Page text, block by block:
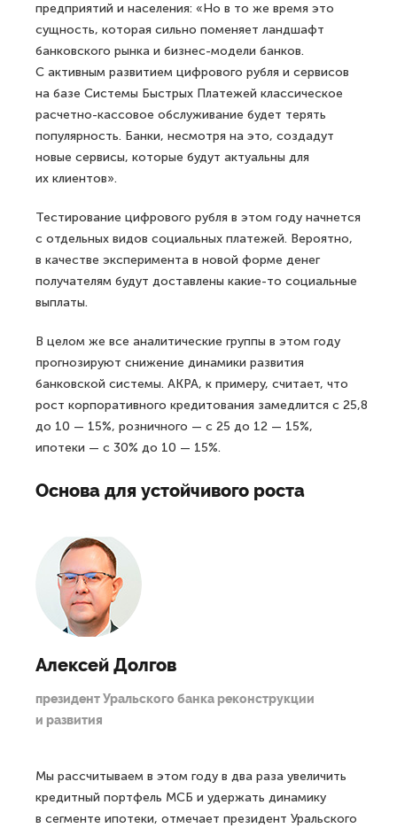
предприятий и населения: «Но в то же время это
сущность, которая сильно поменяет ландшафт
банковского рынка и бизнес-модели банков.
С активным развитием цифрового рубля и сервисов
на базе Системы Быстрых Платежей классическое
расчетно-кассовое обслуживание будет терять
популярность. Банки, несмотря на это, создадут
новые сервисы, которые будут актуальны для
их клиентов».
Тестирование цифрового рубля в этом году начнется
с отдельных видов социальных платежей. Вероятно,
в качестве эксперимента в новой форме денег
получателям будут доставлены какие-то социальные
выплаты.
В целом же все аналитические группы в этом году
прогнозируют снижение динамики развития
банковской системы. АКРА, к примеру, считает, что
рост корпоративного кредитования замедлится с 25,8
до 10 — 15%, розничного — с 25 до 12 — 15%,
ипотеки — с 30% до 10 — 15%.
Основа для устойчивого роста
Алексей Долгов
президент Уральского банка реконструкции
и развития
Мы рассчитываем в этом году в два раза увеличить
кредитный портфель МСБ и удержать динамику
в сегменте ипотеки, отмечает президент Уральского